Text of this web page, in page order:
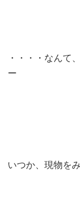
・・・・なんて
ー
いつか、現物を